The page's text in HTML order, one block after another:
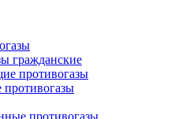
гражданские
противогазы
противогазы